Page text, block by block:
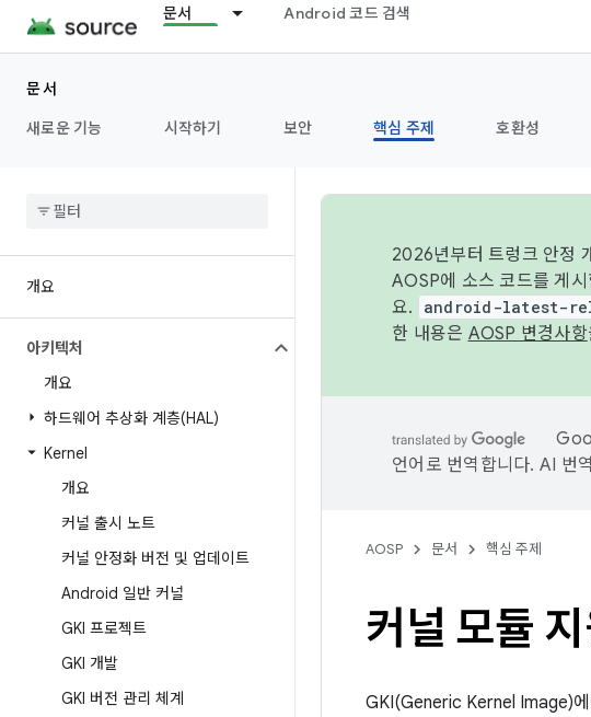
문서 Android 코드 검색
문서
새로운 기능
시작하기 보안 핵심 주제 호환성
개요
아키텍처
개요
하드웨어 추상화 계층(HAL)
Kernel
개요
커널 출시 노트
커널 안정화 버전 및 업데이트
Android 일반 커널
GKI 프로젝트
GKI 개발
GKI 버전 관리 체계
2026년부터 트렁크 안정
AOSP에 소스 코드를 게
요.
android-latest-
한 내용은 AOSP 변경사항
언어로 번역합니다. AI 번
AOSP 문서 핵심 주제
커널 모듈
GKI(Generic Kernel Image)